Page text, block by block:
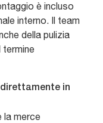
è incluso
interno. Il team
della pulizia
termine
in
la merce